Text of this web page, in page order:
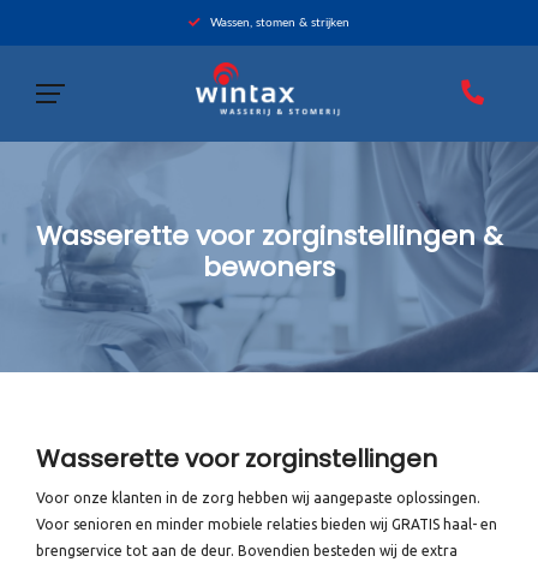
Wassen, stomen & strijken
Wasserette voor zorginstellingen &
bewoners
Wasserette voor zorginstellingen
Voor onze klanten in de zorg hebben wij aangepaste oplossingen.
Voor senioren en minder mobiele relaties bieden wij GRATIS haal- en
brengservice tot aan de deur. Bovendien besteden wij de extra